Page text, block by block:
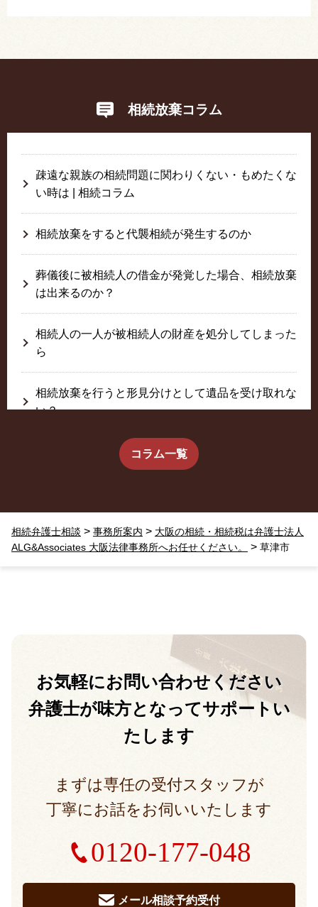
相続放棄コラム
疎遠な親族の相続問題に関わりくない・もめたくな
い時は | 相続コラム
相続放棄をすると代襲相続が発生するのか
葬儀後に被相続人の借金が発覚した場合、相続放棄
は出来るのか？
相続人の一人が被相続人の財産を処分してしまった
ら
相続放棄を行うと形見分けとして遺品を受け取れな
い？
生前に相続放棄すると約束した念書は有効か？
相続放棄した結果、思い出の詰まったこの家から追
い出されました。
コラム一覧
相続弁護士相談 > 事務所案内 > 大阪の相続・相続税は弁護士法人
ALG&Associates 大阪法律事務所へお任せください。
> 草津市
お気軽にお問い合わせください
弁護士が味方となってサポートい
たします
まずは専任の受付スタッフが
丁寧にお話をお伺いいたします
0120-177-048
メール相談予約受付